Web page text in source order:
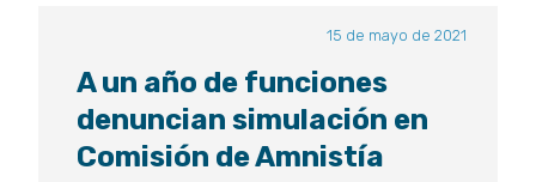
15 de mayo de 2021
A un año de funciones
denuncian simulación en
Comisión de Amnistía